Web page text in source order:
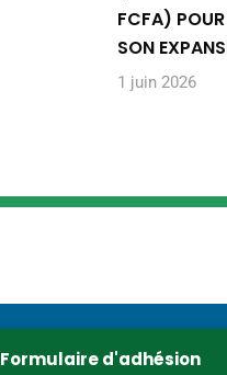
FCFA)
SON
1 juin 2026
Formulaire d'adhésion